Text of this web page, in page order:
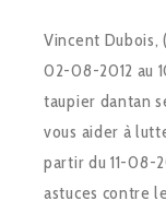
Vincent Dubois,
02-08-2012 au
taupier dantan
vous aider à
partir du 11-08-
astuces contre